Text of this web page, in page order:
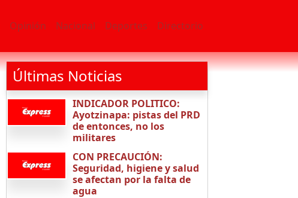
Opinión Nacional Deportes Directorio
Últimas Noticias
INDICADOR POLITICO:
Ayotzinapa: pistas del PRD
de entonces, no los
militares
CON PRECAUCIÓN:
Seguridad, higiene y salud
se afectan por la falta de
agua